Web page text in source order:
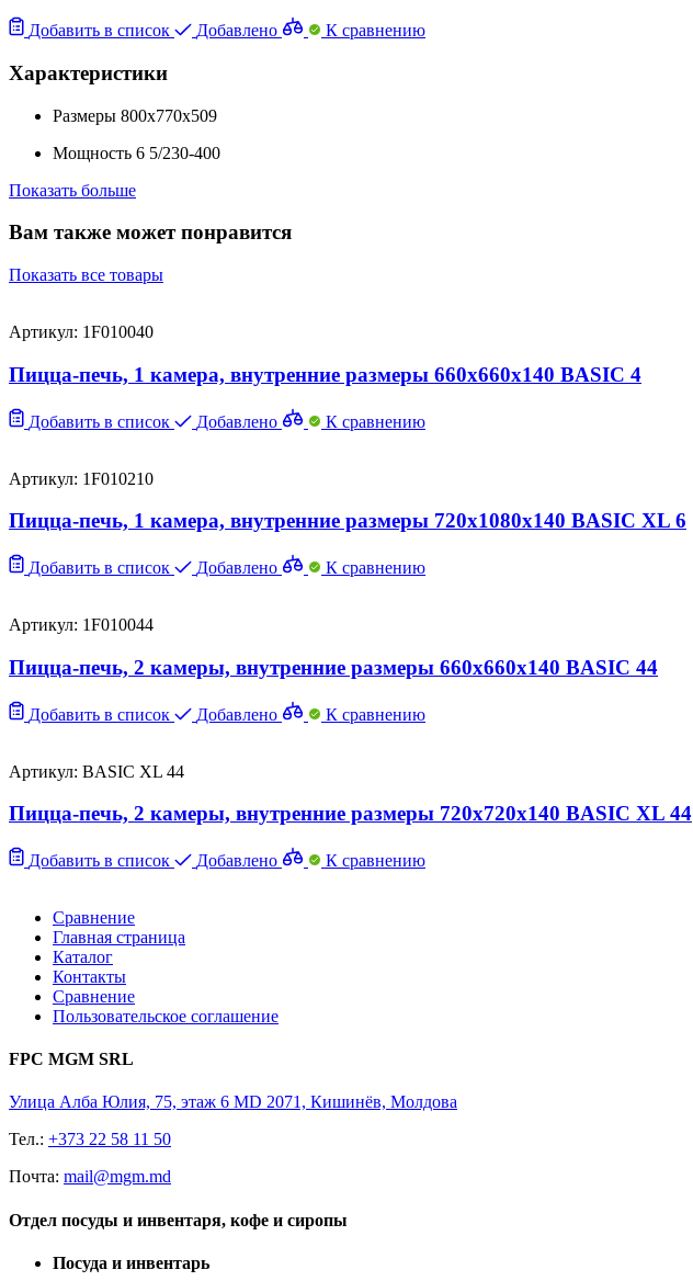
Добавить в список Добавлено К сравнению
Характеристики
Размеры 800x770x509
Мощность 6 5/230-400
Показать больше
Вам также может понравится
Показать все товары
Артикул: 1F010040
Пицца-печь, 1 камера, внутренние размеры 660x660x140 BASIC 4
Добавить в список Добавлено К сравнению
Артикул: 1F010210
Пицца-печь, 1 камера, внутренние размеры 720x1080x140 BASIC XL 6
Добавить в список Добавлено К сравнению
Артикул: 1F010044
Пицца-печь, 2 камеры, внутренние размеры 660x660x140 BASIC 44
Добавить в список Добавлено К сравнению
Артикул: BASIC XL 44
Пицца-печь, 2 камеры, внутренние размеры 720x720x140 BASIC XL 44
Добавить в список Добавлено К сравнению
Сравнение
Главная страница
Каталог
Контакты
Сравнение
Пользовательское соглашение
FPC MGM SRL
Улица Алба Юлия, 75, этаж 6 MD 2071, Кишинёв, Молдова
Тел.: +373 22 58 11 50
Почта: mail@mgm.md
Отдел посуды и инвентаря, кофе и сиропы
Посуда и инвентарь